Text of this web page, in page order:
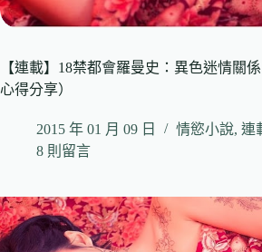
【連載】18禁都會羅曼史：異色迷情關
心得分享）
2015 年 01 月 09 日 情慾小說, 連
8 則留言